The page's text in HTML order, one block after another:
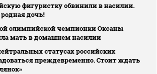
фигуристку обвинили в насилии.
дочь!
олимпийской чемпионки Оксаны
мать в домашнем насилии
статусах российских
преждевременно. Стоит ждать